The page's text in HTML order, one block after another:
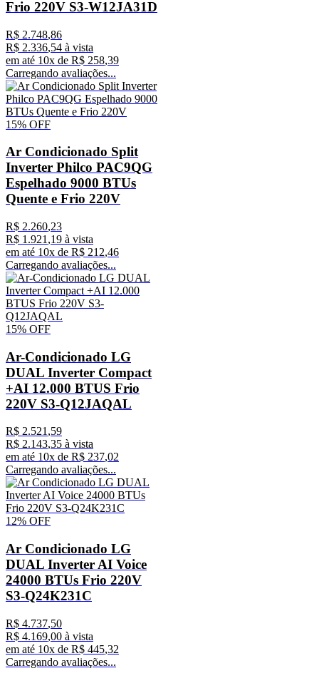
Frio 220V S3-W12JA31D
R$ 2.748,86
R$ 2.336,54 à vista
em até 10x de R$ 258,39
Carregando avaliações...
15% OFF
Ar Condicionado Split
Inverter Philco PAC9QG
Espelhado 9000 BTUs
Quente e Frio 220V
R$ 2.260,23
R$ 1 .921 ,19 à vista
em até 10x de R$ 212,46
Carregando avaliações...
15% OFF
Ar-Condicionado LG
DUAL Inverter Compact
+AI 12.000 BTUS Frio
220V S3-Q12JAQAL
R$ 2.521,59
R$ 2.143,35 à vista
em até 10x de R$ 237,02
Carregando avaliações...
12% OFF
Ar Condicionado LG
DUAL Inverter AI Voice
24000 BTUs Frio 220V
S3-Q24K231C
R$ 4.737,50
R$ 4.169,00 à vista
em até 10x de R$ 445,32
Carregando avaliações...